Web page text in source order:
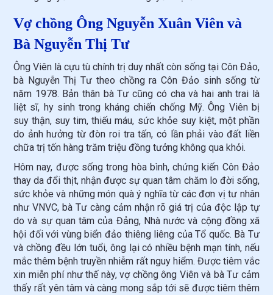
Vợ chồng Ông Nguyễn Xuân Viên và
Bà Nguyễn Thị Tư
Ông Viên là cựu tù chính trị duy nhất còn sống tại Côn Đảo,
bà Nguyễn Thị Tư theo chồng ra Côn Đảo sinh sống từ
năm 1978. Bản thân bà Tư cũng có cha và hai anh trai là
liệt sĩ, hy sinh trong kháng chiến chống Mỹ. Ông Viên bị
suy thận, suy tim, thiếu máu, sức khỏe suy kiệt, một phần
do ảnh hưởng từ đòn roi tra tấn, có lần phải vào đất liền
chữa trị tốn hàng trăm triệu đồng tưởng không qua khỏi.
Hôm nay, được sống trong hòa bình, chứng kiến Côn Đảo
thay da đổi thịt, nhận được sự quan tâm chăm lo đời sống,
sức khỏe và những món quà ý nghĩa từ các đơn vị tư nhân
như VNVC, bà Tư càng cảm nhận rõ giá trị của độc lập tự
do và sự quan tâm của Đảng, Nhà nước và cộng đồng xã
hội đối với vùng biển đảo thiêng liêng của Tổ quốc. Bà Tư
và chồng đều lớn tuổi, ông lại có nhiều bệnh mạn tính, nếu
mắc thêm bệnh truyền nhiễm rất nguy hiểm. Được tiêm vắc
xin miễn phí như thế này, vợ chồng ông Viên và bà Tư cảm
thấy rất yên tâm và càng mong sắp tới sẽ được tiêm thêm